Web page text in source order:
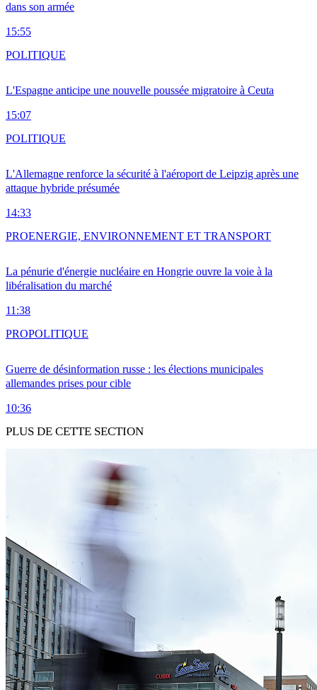
dans son armée
15:55
L'Espagne anticipe une nouvelle poussée migratoire à Ceuta
15:07
POLITIQUE
L'Allemagne renforce la sécurité à l'aéroport de Leipzig après une
attaque hybride présumée
14:33
POLITIQUE
La pénurie d'énergie nucléaire en Hongrie ouvre la voie à la
libéralisation du marché
11:38
PROENERGIE, ENVIRONNEMENT ET TRANSPORT
Guerre de désinformation russe : les élections municipales
allemandes prises pour cible
10:36
PROPOLITIQUE
PLUS DE CETTE SECTION